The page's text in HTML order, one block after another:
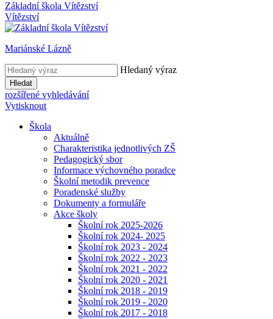
Základní škola Vítězství
Vítězství
Mariánské Lázně
Hledaný výraz
Hledat
rozšířené vyhledávání
Vytisknout
Škola
Aktuálně
Charakteristika jednotlivých ZŠ
Pedagogický sbor
Informace výchovného poradce
Školní metodik prevence
Poradenské služby
Dokumenty a formuláře
Akce školy
Školní rok 2025-2026
Školní rok 2024- 2025
Školní rok 2023 - 2024
Školní rok 2022 - 2023
Školní rok 2021 - 2022
Školní rok 2020 - 2021
Školní rok 2018 - 2019
Školní rok 2019 - 2020
Školní rok 2017 - 2018